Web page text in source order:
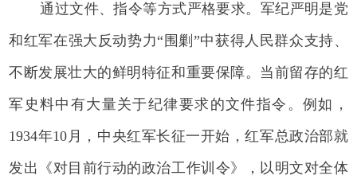
通过文件、指令等方式严格要求。军纪严明是党
和红军在强大反动势力“围剿”中获得人民群众支持、
不断发展壮大的鲜明特征和重要保障。当前留存的红
军史料中有大量关于纪律要求的文件指令。例如，
1934年10月，中央红军长征一开始，红军总政治部就
发出《对目前行动的政治工作训令》，以明文对全体